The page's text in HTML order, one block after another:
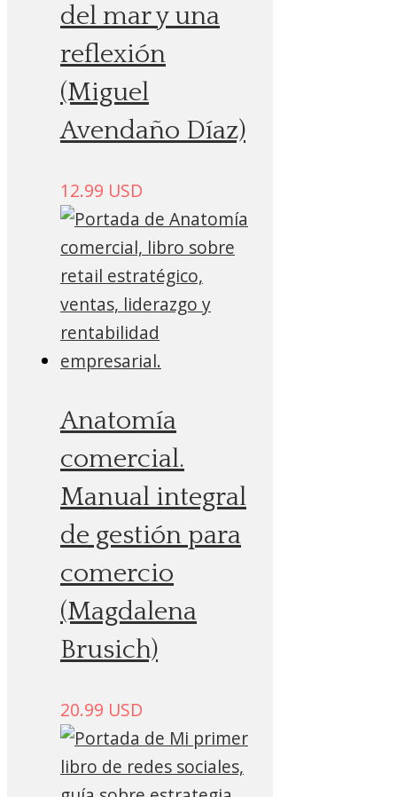
del mar y una
reflexión
(Miguel
Avendaño Díaz)
12.99 USD
Anatomía
comercial.
Manual integral
de gestión para
comercio
(Magdalena
Brusich)
20.99 USD